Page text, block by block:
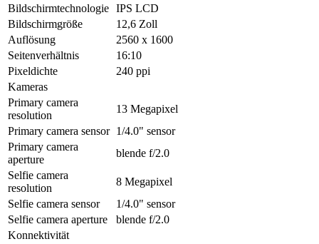
Bildschirmtechnologie IPS LCD
Bildschirmgröße
12,6 Zoll
Auflösung
2560 x 1600
Seitenverhältnis
16:10
Pixeldichte
240 ppi
Kameras
Primary camera
resolution
13 Megapixel
Primary camera sensor 1/4.0" sensor
Primary camera
aperture
blende f/2.0
Selfie camera
resolution
8 Megapixel
Selfie camera sensor
1/4.0" sensor
Selfie camera aperture
blende f/2.0
Konnektivität